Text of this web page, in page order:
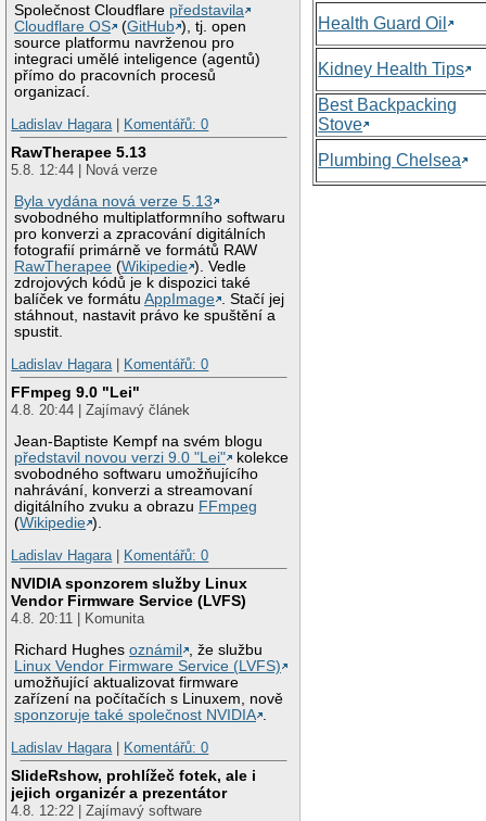
Společnost Cloudflare představila
Cloudflare OS
(GitHub ), tj. open
source platformu navrženou pro
integraci umělé inteligence (agentů)
přímo do pracovních procesů
organizací.
Ladislav Hagara
Komentářů: 0
RawTherapee 5.13
5.8. 12:44 | Nová verze
Byla vydána nová verze 5.13
svobodného multiplatformního softwaru
pro konverzi a zpracování digitálních
fotografií primárně ve formátů RAW
RawTherapee (Wikipedie ). Vedle
zdrojových kódů je k dispozici také
balíček ve formátuAppImage . Stačí jej
stáhnout, nastavit právo ke spuštění a
spustit.
Ladislav Hagara
Komentářů: 0
FFmpeg 9.0 "Lei"
4.8. 20:44 | Zajímavý článek
Jean-Baptiste Kempf na svém blogu
představil novou verzi 9.0 "Lei"
kolekce
svobodného softwaru umožňujícího
nahrávání, konverzi a streamovaní
digitálního zvuku a obrazu FFmpeg
(Wikipedie ).
Ladislav Hagara
Komentářů: 0
NVIDIA sponzorem služby Linux
Vendor Firmware Service (LVFS)
4.8. 20:11 | Komunita
Richard Hughesoznámil
, že službu
Linux Vendor Firmware Service (LVFS)
umožňující aktualizovat firmware
zařízení na počítačích s Linuxem, nově
sponzoruje také společnost NVIDIA .
Ladislav Hagara | Komentářů: 0
SlideRshow, prohlížeč fotek, ale i
jejich organizér a prezentátor
4.8. 12:22 | Zajímavý software
Health Guard Oil
Kidney Health Tips
Best Backpacking
Stove
Plumbing Chelsea